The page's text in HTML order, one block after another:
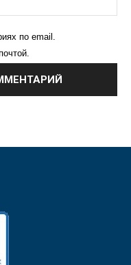
по email.